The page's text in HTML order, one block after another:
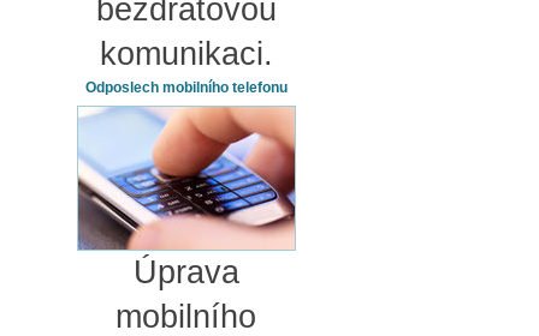
bezdrátovou
komunikaci.
Odposlech mobilního telefonu
Úprava
mobilního